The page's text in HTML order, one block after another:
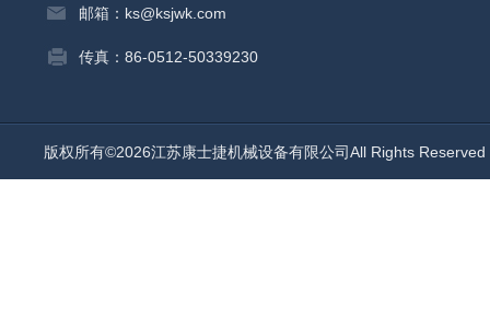
邮箱：ks@ksjwk.com
传真：86-0512-50339230
版权所有©2026江苏康士捷机械设备有限公司All Rights